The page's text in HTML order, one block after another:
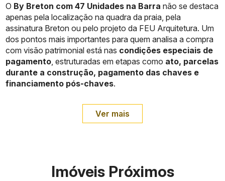
O By Breton com 47 Unidades na Barra não se destaca
apenas pela localização na quadra da praia, pela
assinatura Breton ou pelo projeto da FEU Arquitetura. Um
dos pontos mais importantes para quem analisa a compra
com visão patrimonial está nas condições especiais de
pagamento , estruturadas em etapas como ato, parcelas
durante a construção, pagamento das chaves e
financiamento pós-chaves.
Ver mais
Imóveis Próximos